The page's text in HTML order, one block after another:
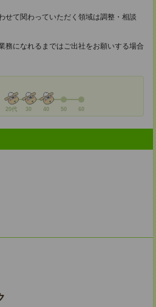
せて関わっていただく領域は調整・相談
務になれるまではご出社をお願いする場合
20代 30 40 50 60